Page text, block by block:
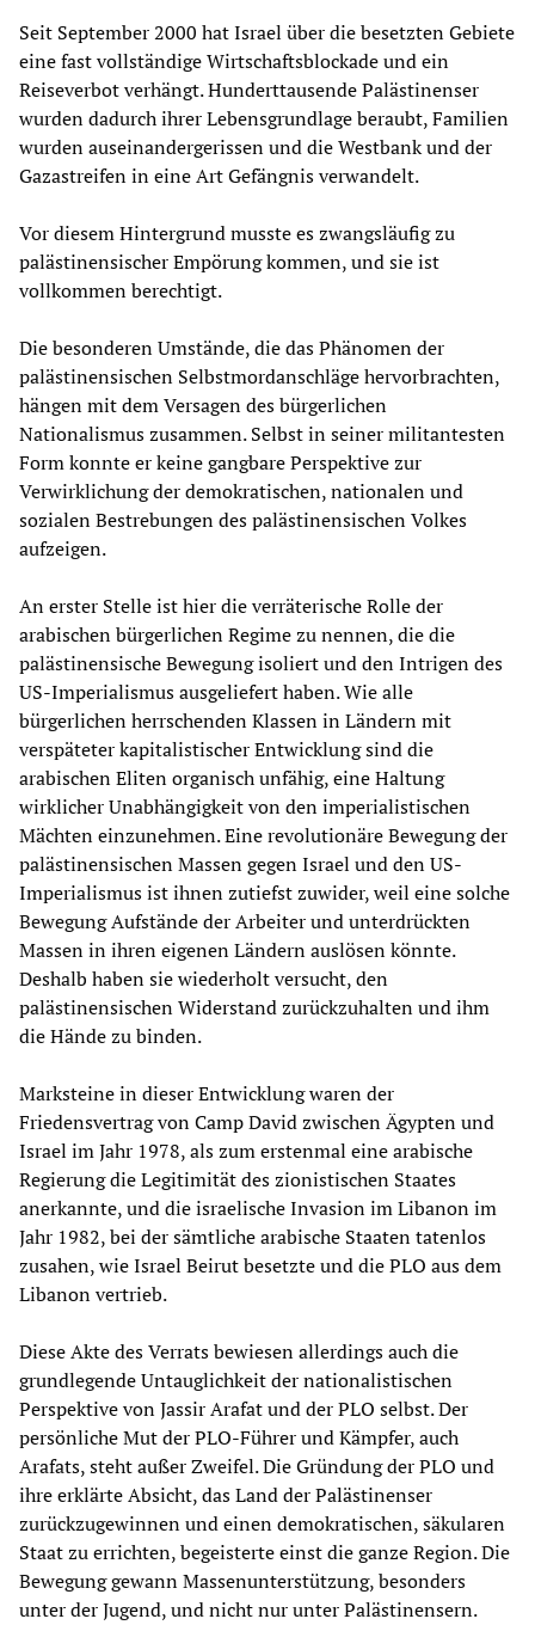
Seit September 2000 hat Israel über die besetzten Gebiete
eine fast vollständige Wirtschaftsblockade und ein
Reiseverbot verhängt. Hunderttausende Palästinenser
wurden dadurch ihrer Lebensgrundlage beraubt, Familien
wurden auseinandergerissen und die Westbank und der
Gazastreifen in eine Art Gefängnis verwandelt.
Vor diesem Hintergrund musste es zwangsläufig zu
palästinensischer Empörung kommen, und sie ist
vollkommen berechtigt.
Die besonderen Umstände, die das Phänomen der
palästinensischen Selbstmordanschläge hervorbrachten,
hängen mit dem Versagen des bürgerlichen
Nationalismus zusammen. Selbst in seiner militantesten
Form konnte er keine gangbare Perspektive zur
Verwirklichung der demokratischen, nationalen und
sozialen Bestrebungen des palästinensischen Volkes
aufzeigen.
An erster Stelle ist hier die verräterische Rolle der
arabischen bürgerlichen Regime zu nennen, die die
palästinensische Bewegung isoliert und den Intrigen des
US-Imperialismus ausgeliefert haben. Wie alle
bürgerlichen herrschenden Klassen in Ländern mit
verspäteter kapitalistischer Entwicklung sind die
arabischen Eliten organisch unfähig, eine Haltung
wirklicher Unabhängigkeit von den imperialistischen
Mächten einzunehmen. Eine revolutionäre Bewegung der
palästinensischen Massen gegen Israel und den US-
Imperialismus ist ihnen zutiefst zuwider, weil eine solche
Bewegung Aufstände der Arbeiter und unterdrückten
Massen in ihren eigenen Ländern auslösen könnte.
Deshalb haben sie wiederholt versucht, den
palästinensischen Widerstand zurückzuhalten und ihm
die Hände zu binden.
Marksteine in dieser Entwicklung waren der
Friedensvertrag von Camp David zwischen Ägypten und
Israel im Jahr 1978, als zum erstenmal eine arabische
Regierung die Legitimität des zionistischen Staates
anerkannte, und die israelische Invasion im Libanon im
Jahr 1982, bei der sämtliche arabische Staaten tatenlos
zusahen, wie Israel Beirut besetzte und die PLO aus dem
Libanon vertrieb.
Diese Akte des Verrats bewiesen allerdings auch die
grundlegende Untauglichkeit der nationalistischen
Perspektive von Jassir Arafat und der PLO selbst. Der
persönliche Mut der PLO-Führer und Kämpfer, auch
Arafats, steht außer Zweifel. Die Gründung der PLO und
ihre erklärte Absicht, das Land der Palästinenser
zurückzugewinnen und einen demokratischen, säkularen
Staat zu errichten, begeisterte einst die ganze Region. Die
Bewegung gewann Massenunterstützung, besonders
unter der Jugend, und nicht nur unter Palästinensern.